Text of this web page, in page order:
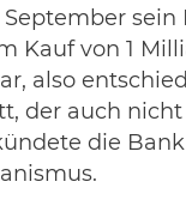
September
Kauf von 1
also
der auch
die